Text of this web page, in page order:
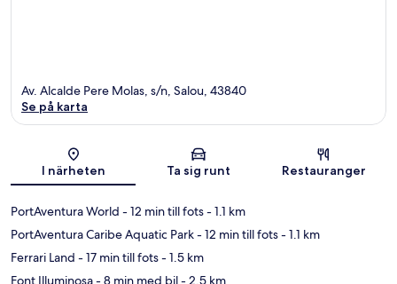
Karta
Av. Alcalde Pere Molas, s/n, Salou, 43840
Se på karta
I närheten Ta sig runt Restauranger
PortAventura World - 12 min till fots- 1.1 km
PortAventura Caribe Aquatic Park- 12 min till fots- 1.1 km
Ferrari Land - 17 min till fots- 1.5 km
Font Illuminosa- 8 min med bil- 2.5 km